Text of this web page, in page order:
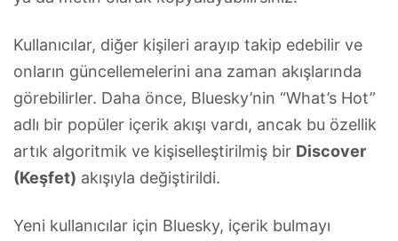
Kullanıcılar, diğer kişileri arayıp takip edebilir ve
onların güncellemelerini ana zaman akışlarında
görebilirler. Daha önce, Bluesky’nin “What’s Hot”
adlı bir popüler içerik akışı vardı, ancak bu özellik
artık algoritmik ve kişiselleştirilmiş bir Discover
(Keşfet) akışıyla değiştirildi.
Yeni kullanıcılar için Bluesky, içerik bulmayı